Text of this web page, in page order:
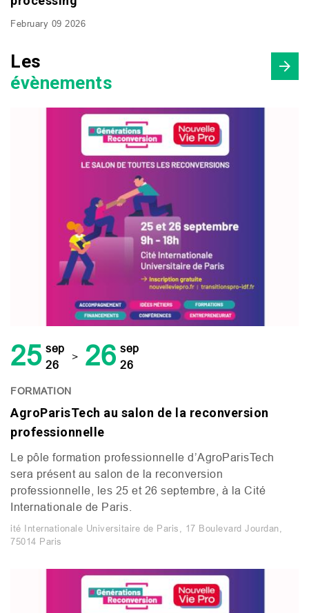
February 09 2026
Les
évènements
25 sep
26
> 26 sep
26
FORMATION
AgroParisTech au salon de la reconversion
professionnelle
Le pôle formation professionnelle d’AgroParisTech
sera présent au salon de la reconversion
professionnelle, les 25 et 26 septembre, à la Cité
Internationale de Paris.
ité Internationale Universitaire de Paris, 17 Boulevard Jourdan,
75014 Paris